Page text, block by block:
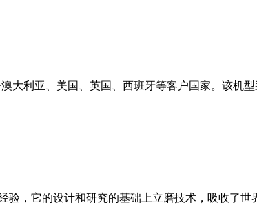
大利亚、美国、英国、西班牙等客户国家。该机
验，它的设计和研究的基础上立磨技术，吸收了